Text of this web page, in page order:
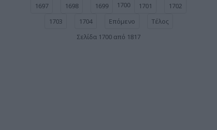
1697
1698 1699 1700 1701
1702
1703
1704 Επόμενο
Τέλος
Σελίδα 1700 από 1817